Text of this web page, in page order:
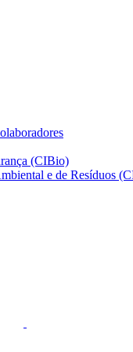
(CIBio)
e de Resíduos